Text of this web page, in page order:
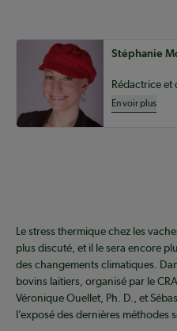
Auteurs deStéphanie
En voir plus
Le stress thermique chez les
plus discuté, et il le sera encore
des changements climatiques.
bovins laitiers, organisé par le
Véronique Ouellet, Ph. D., et
l’exposé des dernières méthodes